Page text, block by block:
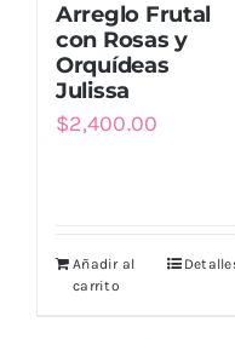
Arreglo Frutal
con Rosas y
Orquídeas
Julissa
$2,400.00
Añadir al
carrito